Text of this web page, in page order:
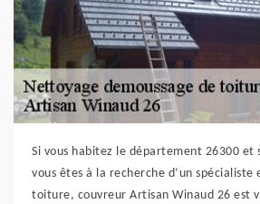
Si vous habitez le département 26300 et
vous êtes à la recherche d’un spécialiste
toiture, couvreur Artisan Winaud 26 est